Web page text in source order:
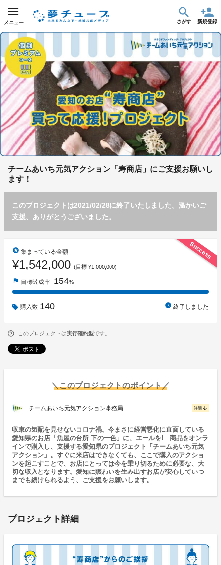
メニュー さがす 新規登録
チームあいち元気アクション「寿商店」にご支援お願いし
ます！
このプロジェクトは2021/02/28に終了いたしました。温かいご
支援、ありがとうございました。
Success
stars 集まっている金額
¥1,542,000 (目標 ¥1,000,000)
flag 目標達成率 154%
購入数 140 watch_later 終了しました
このプロジェクトは実行確約型です。
＼このプロジェクトのポイント／
チームあいち元気アクション事務局 詳細 arrow_downward
収束の気配を見せないコロナ禍。今まさに経営悪化に直面している
愛知県のお店「魚屋の台所 下の一色」に、エールを! 商品をオンラ
インで購入し、支援する愛知県のプロジェクト「チームあいち元気
アクション」。すぐに来店はできなくても、ここで購入のアクショ
ンを起こすことで、お店にとっては今を乗り切るために必要な、大
切な収入となります。愛知に賑わいを生み出すお店が安心していつ
までも続けられるよう、ご支援をお願いします。
プロジェクト詳細